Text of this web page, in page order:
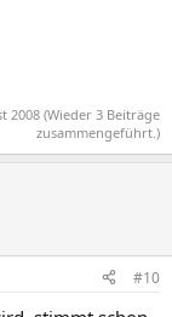
2008 (Wieder 3 Beiträge
zusammengeführt.)
#10